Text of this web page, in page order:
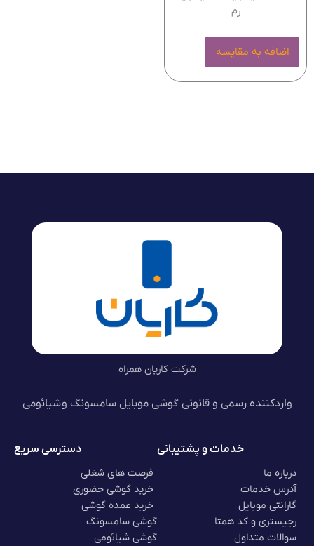
رم
اضافه به مقایسه
شرکت کاریان همراه
واردکننده رسمی و قانونی گوشی موبایل سامسونگ و شیائومی
خدمات و پشتیبانی
درباره ما
آدرس خدمات
گارانتی موبایل
رجیستری و کد همتا
سوالات متداول
دسترسی سریع
فرصت های شغلی
خرید گوشی حضوری
خرید عمده گوشی
گوشی سامسونگ
گوشی شیائومی